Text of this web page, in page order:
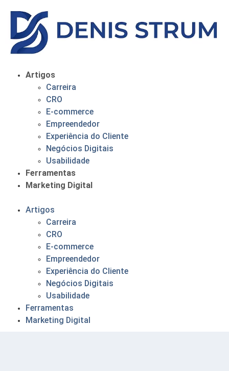
Artigos
Carreira
CRO
E-commerce
Empreendedor
Experiência do Cliente
Negócios Digitais
Usabilidade
Ferramentas
Marketing Digital
Artigos
Carreira
CRO
E-commerce
Empreendedor
Experiência do Cliente
Negócios Digitais
Usabilidade
Ferramentas
Marketing Digital